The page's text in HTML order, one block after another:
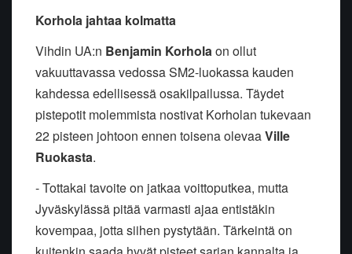
Korhola jahtaa kolmatta
Vihdin UA:n Benjamin Korholaon ollut
vakuuttavassa vedossa SM2-luokassa kauden
kahdessa edellisessä osakilpailussa. Täydet
pistepotit molemmista nostivat Korholan tukevaan
22 pisteen johtoon ennen toisena olevaaVille
Ruokasta.
- Tottakai tavoite on jatkaa voittoputkea, mutta
Jyväskylässä pitää varmasti ajaa entistäkin
kovempaa, jotta siihen pystytään. Tärkeintä on